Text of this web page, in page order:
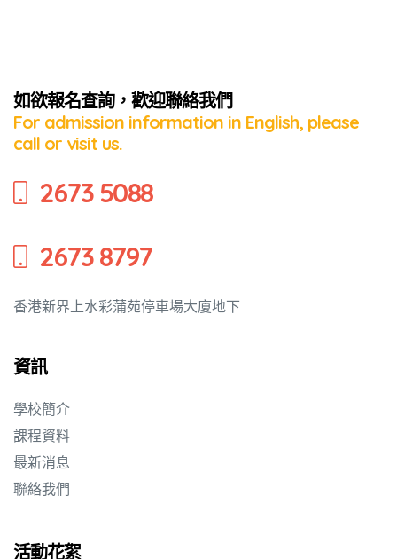
如欲報名查詢，歡迎聯絡我們
For admission information in English, please
call or visit us.
2673 5088
2673 8797
香港新界上水彩蒲苑停車場大廈地下
資訊
學校簡介
課程資料
最新消息
聯絡我們
活動花絮
養幼兒